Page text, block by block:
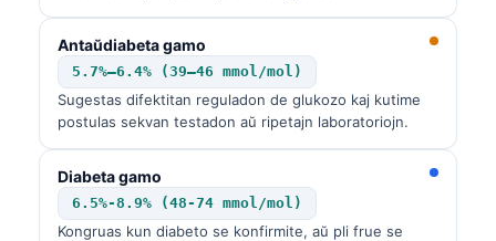
Antaŭdiabeta gamo
5.7%–6.4% (39–46 mmol/mol)
Sugestas difektitan reguladon de glukozo kaj kutime
postulas sekvan testadon aŭ ripetajn laboratoriojn.
Diabeta gamo
6.5%-8.9% (48-74 mmol/mol)
Kongruas kun diabeto se konfirmite, aŭ pli frue se